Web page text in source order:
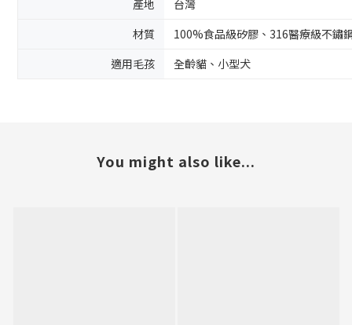
產地
台灣
材質
100%食品級矽膠、316醫療級不鏽
適用毛孩
全齡貓、小型犬
You might also like...